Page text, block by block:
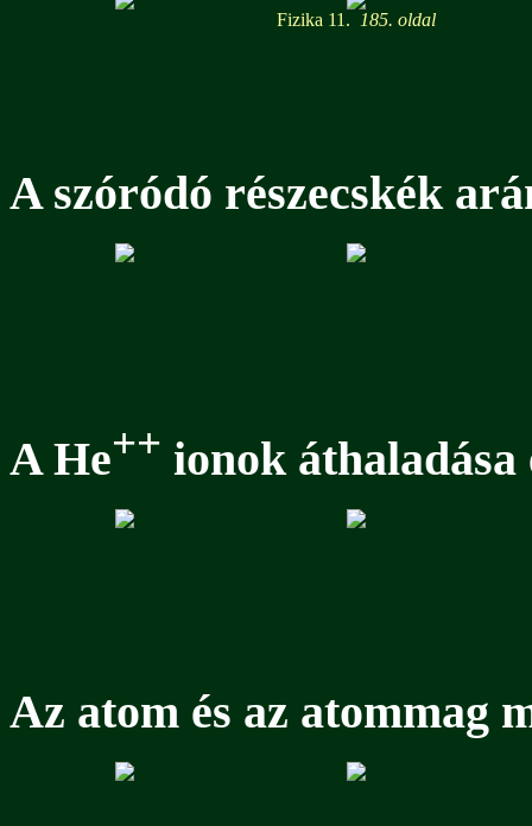
Fizika 11. 185. oldal
A szóródó részecskék
A He++ ionok áthaladása
Az atom és az atommag